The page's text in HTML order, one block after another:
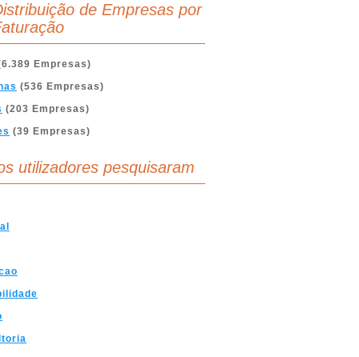
de Empresas por
Empresas)
(536 Empresas)
(203 Empresas)
(39 Empresas)
utilizadores pesquisaram